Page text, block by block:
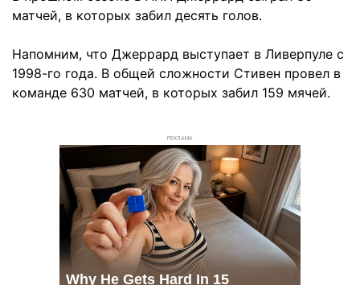
матчей, в которых забил десять голов.
Напомним, что Джеррард выступает в Ливерпуле с
1998-го года. В общей сложности Стивен провел в
команде 630 матчей, в которых забил 159 мячей.
РЕКЛАМА